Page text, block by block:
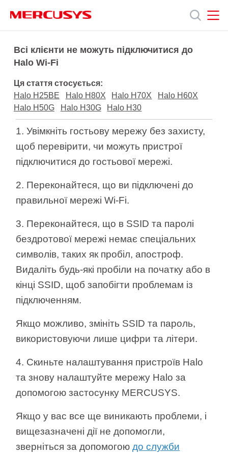
navigation
Продукція
Про
Україна
Всі клієнти не можуть підключитися до
Halo Wi-Fi
Ця стаття стосується:
Halo H25BE
Halo H80X Halo H70X
Halo H60X
Halo H50G
Halo H30G Halo H30
1. Увімкніть гостьову мережу без захисту,
щоб перевірити, чи можуть пристрої
підключитися до гостьової мережі.
2. Переконайтеся, що ви підключені до
правильної мережі Wi-Fi.
3. Переконайтеся, що в SSID та паролі
бездротової мережі немає спеціальних
символів, таких як пробіл, апостроф.
Видаліть будь-які пробіли на початку або в
кінці SSID, щоб запобігти проблемам із
підключенням.
Якщо можливо, змініть SSID та пароль,
використовуючи лише цифри та літери.
4. Скиньте налаштування пристроїв Halo
та знову налаштуйте мережу Halo за
допомогою застосунку MERCUSYS.
Якщо у вас все ще виникають проблеми, і
вищезазначені дії не допомогли,
зверніться за допомогоюдо служби